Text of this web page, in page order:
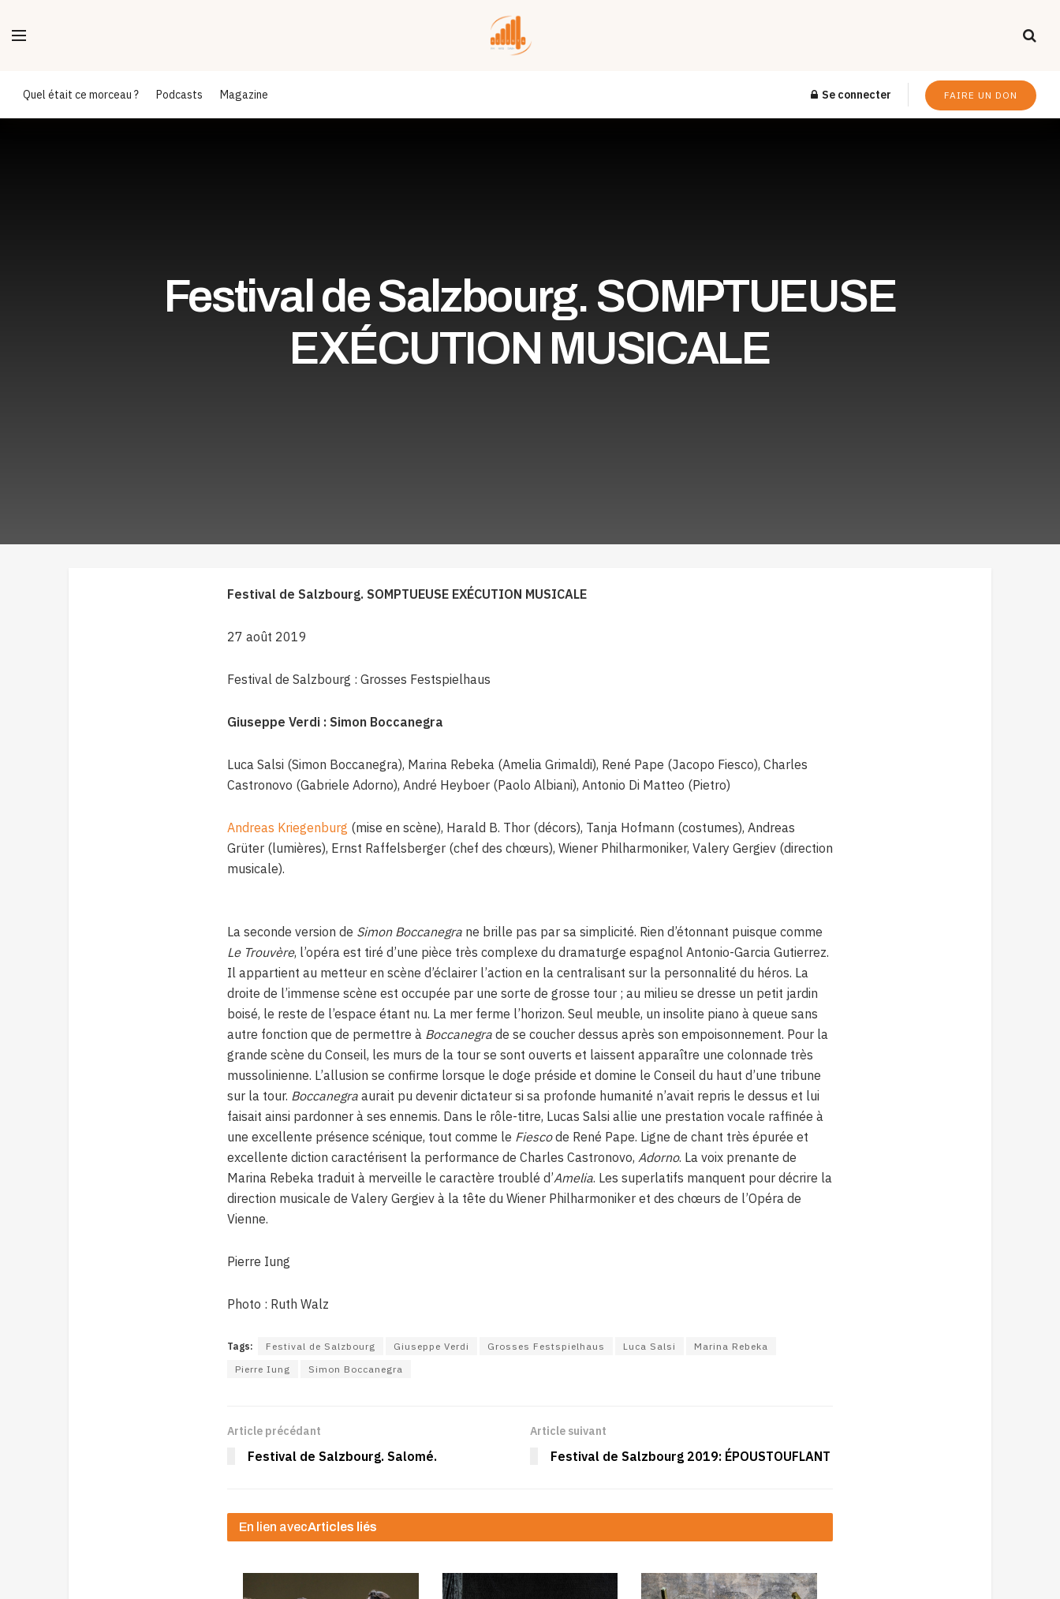
Quel était ce morceau ? Podcasts Magazine Se connecter FAIRE UN DON
Festival de Salzbourg. SOMPTUEUSE
EXÉCUTION MUSICALE
Festival de Salzbourg. SOMPTUEUSE EXÉCUTION MUSICALE
27 août 2019
Festival de Salzbourg : Grosses Festspielhaus
Giuseppe Verdi : Simon Boccanegra
Luca Salsi (Simon Boccanegra), Marina Rebeka (Amelia Grimaldi), René Pape (Jacopo Fiesco), Charles
Castronovo (Gabriele Adorno), André Heyboer (Paolo Albiani), Antonio Di Matteo (Pietro)
Andreas Kriegenburg (mise en scène), Harald B. Thor (décors), Tanja Hofmann (costumes), Andreas
Grüter (lumières), Ernst Raffelsberger (chef des chœurs), Wiener Philharmoniker, Valery Gergiev (direction
musicale).
La seconde version de Simon Boccanegra ne brille pas par sa simplicité. Rien d’étonnant puisque comme
Le Trouvère, l’opéra est tiré d’une pièce très complexe du dramaturge espagnol Antonio-Garcia Gutierrez.
Il appartient au metteur en scène d’éclairer l’action en la centralisant sur la personnalité du héros. La
droite de l’immense scène est occupée par une sorte de grosse tour ; au milieu se dresse un petit jardin
boisé, le reste de l’espace étant nu. La mer ferme l’horizon. Seul meuble, un insolite piano à queue sans
autre fonction que de permettre à Boccanegra de se coucher dessus après son empoisonnement. Pour la
grande scène du Conseil, les murs de la tour se sont ouverts et laissent apparaître une colonnade très
mussolinienne. L’allusion se confirme lorsque le doge préside et domine le Conseil du haut d’une tribune
sur la tour. Boccanegra aurait pu devenir dictateur si sa profonde humanité n’avait repris le dessus et lui
faisait ainsi pardonner à ses ennemis. Dans le rôle-titre, Lucas Salsi allie une prestation vocale raffinée à
une excellente présence scénique, tout comme le Fiescode René Pape. Ligne de chant très épurée et
excellente diction caractérisent la performance de Charles Castronovo, Adorno. La voix prenante de
Marina Rebeka traduit à merveille le caractère troublé d’Amelia. Les superlatifs manquent pour décrire la
direction musicale de Valery Gergiev à la tête du Wiener Philharmoniker et des chœurs de l’Opéra de
Vienne.
Pierre Iung
Photo : Ruth Walz
Tags: Festival de Salzbourg Giuseppe Verdi Grosses Festspielhaus Luca Salsi
Marina Rebeka
Pierre Iung
Simon Boccanegra
Article précédant
Festival de Salzbourg. Salomé.
Article suivant
Festival de Salzbourg 2019: ÉPOUSTOUFLANT
En lien avecArticles liés